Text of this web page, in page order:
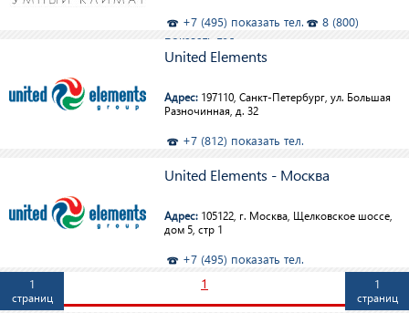
+7 (495) показать тел.
8 (800)
показать тел.
United Elements
Адрес: 197110, Санкт-Петербург, ул. Большая
Разночинная, д. 32
+7 (812) показать тел.
United Elements - Москва
Адрес: 105122, г. Москва, Щелковское шоссе,
дом 5, стр 1
+7 (495) показать тел.
1
страниц
1
страниц
1